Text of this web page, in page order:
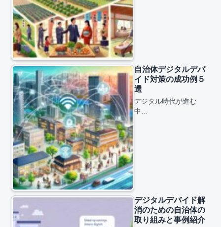
自治体デジタルデバ
イド対策の成功例５
選
デジタル時代が進む
中…
デジタルデバイド解
消のための自治体の
取り組みと事例紹介